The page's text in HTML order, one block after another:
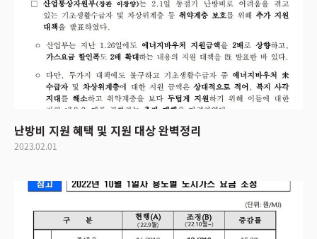
난방비 지원 혜택 및 지원 대상 완벽정리
2023.02.01